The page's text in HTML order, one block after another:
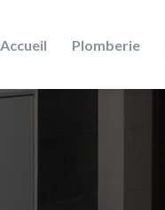
Accueil Plomberie